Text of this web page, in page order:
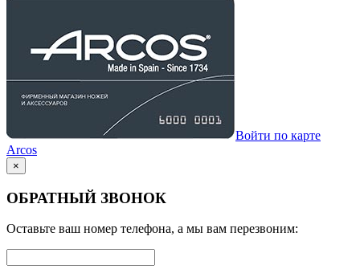
Войти по карте
Arcos
×
ОБРАТНЫЙ ЗВОНОК
Оставьте ваш номер телефона, а мы вам перезвоним: